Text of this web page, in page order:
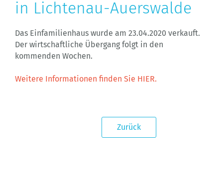
in Lichtenau-Auerswalde
Das Einfamilienhaus wurde am 23.04.2020 verkauft.
Der wirtschaftliche Übergang folgt in den
kommenden Wochen.
Weitere Informationen finden Sie HIER.
Zurück